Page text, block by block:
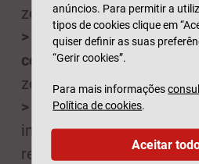
zona de coexistência;
> H47 - Fim de zona
coexistência:indicação
zona de coexistência;
> H48 - Lomba redutora
indicação da localização
redutora de velocidade.
anúncios. Para permitir a
tipos de cookies clique em
quiser definir as suas
“Gerir cookies”.
Para mais informações
Política de cookies.
Aceitar